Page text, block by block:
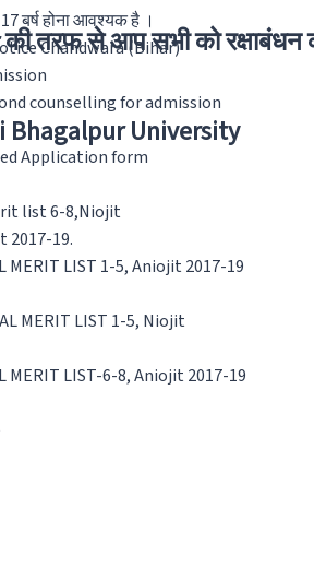
तरफ से आप सभी को रक्षाबंधन
Bhagalpur University
बर्ष होना आवश्यक है ।
Chandwara (Bihar)
counselling for admission
Application form
list 6-8,Niojit
2017-19.
LIST 1-5, Aniojit 2017-19
MERIT LIST 1-5, Niojit
MERIT LIST-6-8, Aniojit 2017-19